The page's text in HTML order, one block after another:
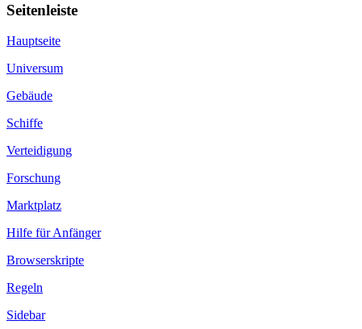
Seitenleiste
Hauptseite
Universum
Gebäude
Schiffe
Verteidigung
Forschung
Marktplatz
Hilfe für Anfänger
Browserskripte
Regeln
Sidebar